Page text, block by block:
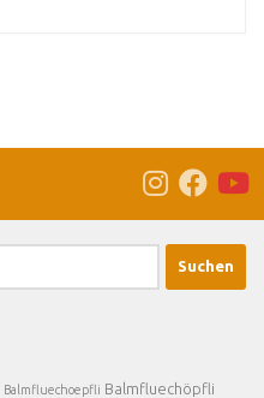
Balmfluechoepfli Balmfluechöpfli